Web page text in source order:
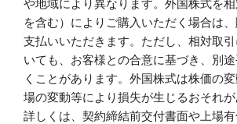
や地域により異なります。外国株式を
を含む）によりご購入いただく場合は
支払いいただきます。ただし、相対取
いても、お客様との合意に基づき、別
くことがあります。外国株式は株価の
場の変動等により損失が生じるおそれが
詳しくは、契約締結前交付書面や上場有